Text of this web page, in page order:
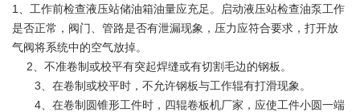
1、工作前检查液压站储油箱油量应充足。启动液压站检查油泵工作
是否正常，阀门、管路是否有泄漏现象，压力应符合要求，打开放
气阀将系统中的空气放掉。
2、不准卷制或校平有突起焊缝或有切割毛边的钢板。
3、在卷制或校平时，不允许钢板与工作辊有打滑现象。
4、在卷制圆锥形工件时，四辊卷板机厂家，应使工件小圆一端